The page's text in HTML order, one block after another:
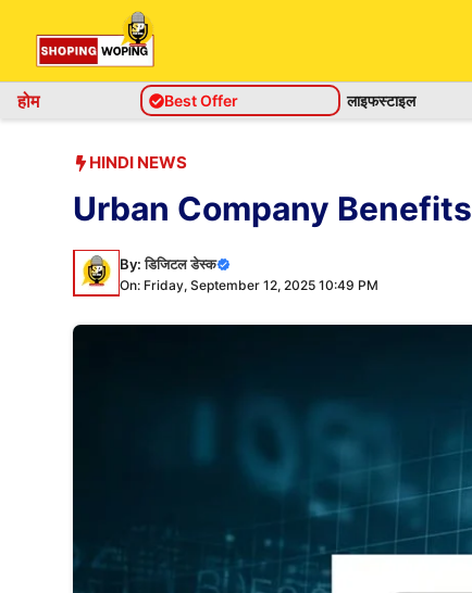
content
होम Best Offer लाइफस्टाइल
HINDI NEWS
Urban Company Benefits-
By:डिजिटल डेस्क
On: Friday, September 12, 2025 10:49 PM